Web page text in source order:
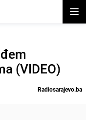
(VIDEO)
Radiosarajevo.ba